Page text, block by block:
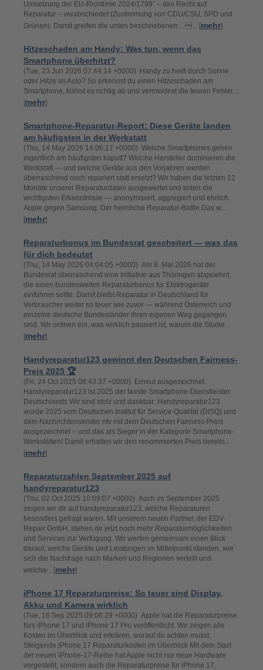
Umsetzung der EU-Richtlinie 2024/1799″ – das Recht auf
Reparatur – verabschiedet (Zustimmung von CDU/CSU, SPD und
Grünen). Damit greifen die unten beschriebenen…... [mehr]
Hitzeschaden am Handy: Was tun, wenn das
Smartphone überhitzt?
(Tue, 23 Jun 2026 07:44:14 +0000) Handy zu heiß durch Sonne
oder Hitze im Auto? So erkennst du einen Hitzeschaden am
Smartphone, kühlst es richtig ab und vermeidest die teuren Fehler....
[mehr]
Smartphone-Reparatur-Report: Diese Geräte landen
am häufigsten in der Werkstatt
(Thu, 14 May 2026 14:06:17 +0000) Welche Smartphones gehen
eigentlich am häufigsten kaputt? Welche Hersteller dominieren die
Werkstatt — und welche Geräte aus den Vorjahren werden
überraschend noch repariert statt ersetzt? Wir haben die letzten 12
Monate unserer Reparaturdaten ausgewertet und teilen die
wichtigsten Erkenntnisse — anonymisiert, aggregiert und ehrlich.
Apple gegen Samsung: Der heimliche Reparatur-Battle Das w...
[mehr]
Reparaturbonus im Bundesrat gescheitert — was das
für dich bedeutet
(Thu, 14 May 2026 04:04:05 +0000) Am 8. Mai 2026 hat der
Bundesrat überraschend eine Initiative aus Thüringen abgelehnt,
die einen bundesweiten Reparaturbonus für Elektrogeräte
einführen sollte. Damit bleibt Reparatur in Deutschland für
Verbraucher weiter so teuer wie zuvor — während Österreich und
einzelne deutsche Bundesländer ihren eigenen Weg gegangen
sind. Wir ordnen ein, was wirklich passiert ist, warum die Studie...
[mehr]
Handyreparatur123 gewinnt den Deutschen Fairness-
Preis 2025 🏆
(Fri, 24 Oct 2025 08:43:37 +0000) Erneut ausgezeichnet:
Handyreparatur123 ist 2025 der fairste Smartphone-Dienstleister
Deutschlands Wir sind stolz und dankbar: Handyreparatur123
wurde 2025 vom Deutschen Institut für Service-Qualität (DISQ) und
dem Nachrichtensender ntv mit dem Deutschen Fairness-Preis
ausgezeichnet – und das als Sieger in der Kategorie Smartphone-
Werkstätten! Damit erhalten wir den renommierten Preis bereits...
[mehr]
Reparaturzahlen September 2025 auf
handyreparatur123
(Thu, 02 Oct 2025 10:09:07 +0000) Auch im September 2025
zeigen wir dir auf handyreparatur123, welche Reparaturen
besonders gefragt waren. Mit unserem neuen Partner, der EDV-
Repair GmbH, stehen dir jetzt noch mehr Reparaturmöglichkeiten
und Services zur Verfügung. Wir werfen gemeinsam einen Blick
darauf, welche Geräte und Leistungen im Mittelpunkt standen, wie
sich die Nachfrage nach Marken und Regionen verteilt und
welche̷... [mehr]
iPhone 17 Reparaturpreise: So teuer sind Display,
Akku und Kamera wirklich
(Tue, 16 Sep 2025 09:06:29 +0000) Apple hat die Reparaturpreise
fürs iPhone 17 und iPhone 17 Pro veröffentlicht. Wir zeigen alle
Kosten im Überblick und erklären, worauf du achten musst.
Steigende iPhone 17 Reparaturkosten im Überblick Mit dem Start
der neuen iPhone-17-Reihe hat Apple nicht nur neue Hardware
vorgestellt, sondern auch die Reparaturpreise für iPhone 17,